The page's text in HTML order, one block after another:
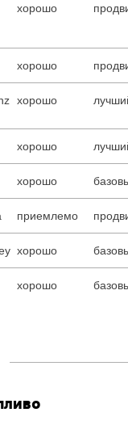
хорошо
хорошо
хорошо
хорошо
хорошо
приемлемо
хорошо
хорошо